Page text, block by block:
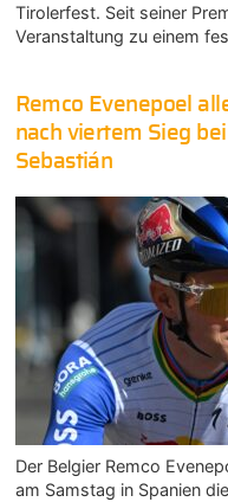
Tirolerfest. Seit seiner
Veranstaltung zu einem
Remco Evenepoel
nach viertem Sieg
Sebastián
Der Belgier Remco
am Samstag in Spanien